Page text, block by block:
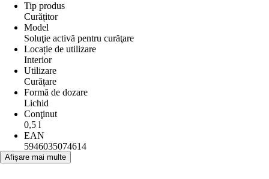
Tip produs
Curățitor
Model
Soluţie activă pentru curăţare
Locație de utilizare
Interior
Utilizare
Curățare
Formă de dozare
Lichid
Conţinut
0,5 l
EAN
5946035074614
Afișare mai multe